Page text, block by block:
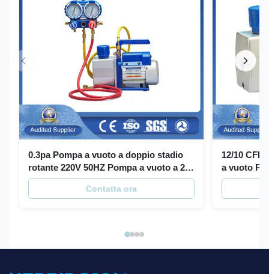
0.3pa Pompa a vuoto a doppio stadio
rotante 220V 50HZ Pompa a vuoto a 2
stadio
Contatta ora
12/10
a vuoto
refrigeranti